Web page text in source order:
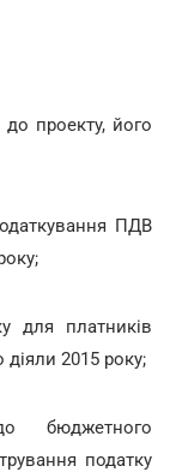
проекту, його
ПДВ
для платників
діяли 2015 року;
бюджетного
податку